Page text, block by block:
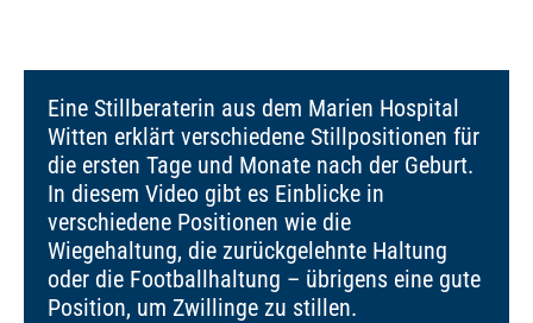
Eine Stillberaterin aus dem Marien Hospital
Witten erklärt verschiedene Stillpositionen für
die ersten Tage und Monate nach der Geburt.
In diesem Video gibt es Einblicke in
verschiedene Positionen wie die
Wiegehaltung, die zurückgelehnte Haltung
oder die Footballhaltung – übrigens eine gute
Position, um Zwillinge zu stillen.